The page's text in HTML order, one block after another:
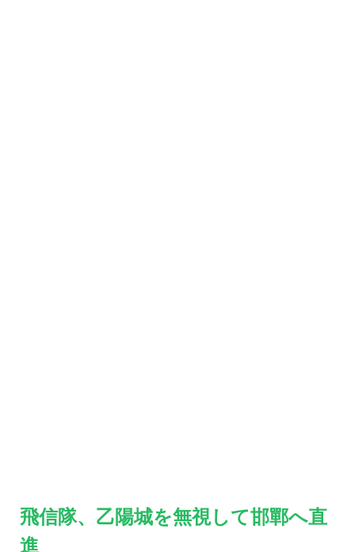
飛信隊、乙陽城を無視して邯鄲へ直
進